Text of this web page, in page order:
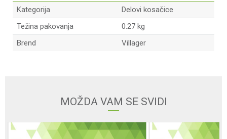
Kategorija
Delovi kosačice
Težina pakovanja
0.27 kg
Brend
Villager
MOŽDA VAM SE SVIDI